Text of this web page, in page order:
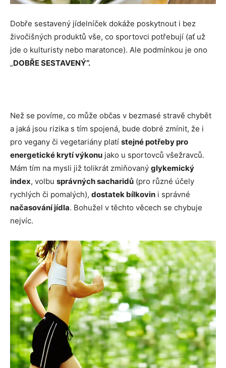
Dobře sestavený jídelníček dokáže poskytnout i bez
živočišných produktů vše, co sportovci potřebují (ať už
jde o kulturisty nebo maratonce). Ale podmínkou je ono
„DOBŘE SESTAVENÝ“.
Než se povíme, co může občas v bezmasé stravě chybět
a jaká jsou rizika s tím spojená, bude dobré zmínit, že i
pro vegany či vegetariány platí stejné potřeby pro
energetické krytí výkonu jako u sportovců všežravců.
Mám tím na mysli již tolikrát zmiňovaný glykemický
index, volbu správných sacharidů (pro různé účely
rychlých či pomalých), dostatek bílkovin i správné
načasování jídla. Bohužel v těchto věcech se chybuje
nejvíc.